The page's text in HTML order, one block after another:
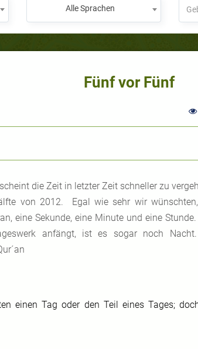
Alle Sprachen
Fünf vor Fünf
die Zeit in letzter Zeit schneller zu
von 2012. Egal wie sehr wir
eine Sekunde, eine Minute und eine
anfängt, ist es sogar noch
einen Tag oder den Teil eines Tages;